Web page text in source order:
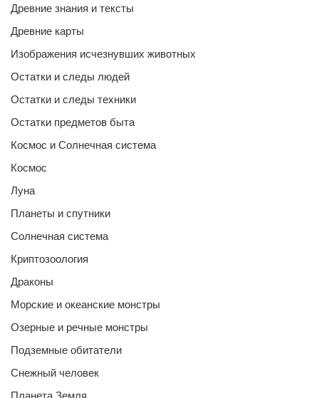
Древние знания и тексты
Древние карты
Изображения исчезнувших животных
Остатки и следы людей
Остатки и следы техники
Остатки предметов быта
Космос и Солнечная система
Космос
Луна
Планеты и спутники
Солнечная система
Криптозоология
Драконы
Морские и океанские монстры
Озерные и речные монстры
Подземные обитатели
Снежный человек
Планета Земля